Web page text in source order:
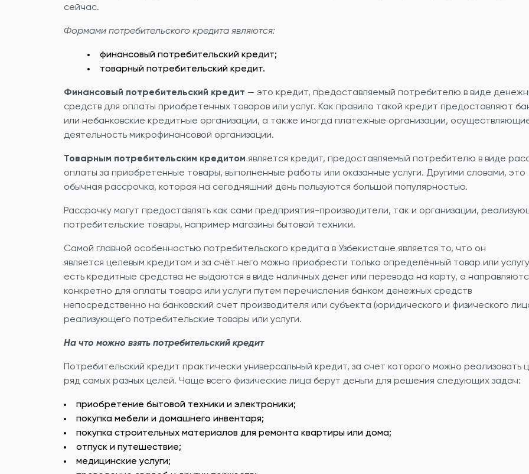
сейчас.
Формами потребительского кредита являются:
финансовый потребительский кредит;
товарный потребительский кредит.
Финансовый потребительский кредит — это кредит, предоставляемый потребителю в виде
средств для оплаты приобретенных товаров или услуг. Как правило такой кредит предоставляют
или небанковские кредитные организации, а также иногда платежные организации,
деятельность микрофинансовой организации.
Товарным потребительским кредитом является кредит, предоставляемый потребителю в виде
оплаты за приобретенные товары, выполненные работы или оказанные услуги. Другими словами, это
обычная рассрочка, которая на сегодняшний день пользуются большой популярностью.
Рассрочку могут предоставлять как сами предприятия-производители, так и организации,
потребительские товары, например магазины бытовой техники.
Самой главной особенностью потребительского кредита в Узбекистане является то, что он
является целевым кредитом и за счёт него можно приобрести только определённый товар или
есть кредитные средства не выдаются в виде наличных денег или перевода на карту, а
конкретно для оплаты товара или услуги путем перечисления банком денежных средств
непосредственно на банковский счет производителя или субъекта (юридического и физического
реализующего потребительские товары или услуги.
На что можно взять потребительский кредит
Потребительский кредит практически универсальный кредит, за счет которого можно реализовать
ряд самых разных целей. Чаще всего физические лица берут деньги для решения следующих задач:
приобретение бытовой техники и электроники;
покупка мебели и домашнего инвентаря;
покупка строительных материалов для ремонта квартиры или дома;
отпуск и путешествие;
медицинские услуги;